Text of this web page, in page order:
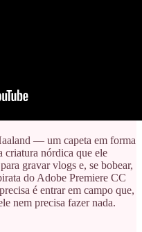
— um capeta em forma
criatura nórdica que ele
gravar vlogs e, se bobear,
do Adobe Premiere CC
é entrar em campo que,
nem precisa fazer nada.